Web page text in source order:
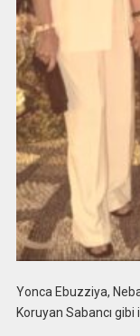
Yonca Ebuzziya,
Koruyan Sabancı